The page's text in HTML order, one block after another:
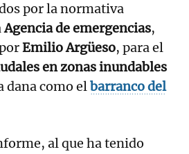
por la normativa
Agencia de emergencias,
Emilio Argüeso, para el
en zonas inundables
dana como elbarranco del
al que ha tenido